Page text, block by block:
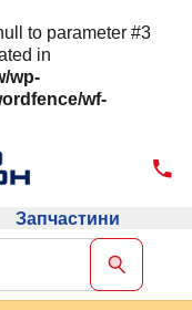
to parameter #3
in
wp-
wf-
Запчастини